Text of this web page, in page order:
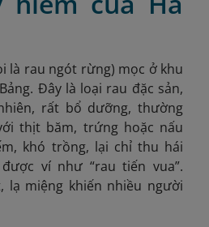
là rau ngót rừng) mọc ở khu
Đây là loại rau đặc sản,
rất bổ dưỡng, thường
thịt băm, trứng hoặc nấu
khó trồng, lại chỉ thu hái
ví như “rau tiến vua”.
lạ miệng khiến nhiều người